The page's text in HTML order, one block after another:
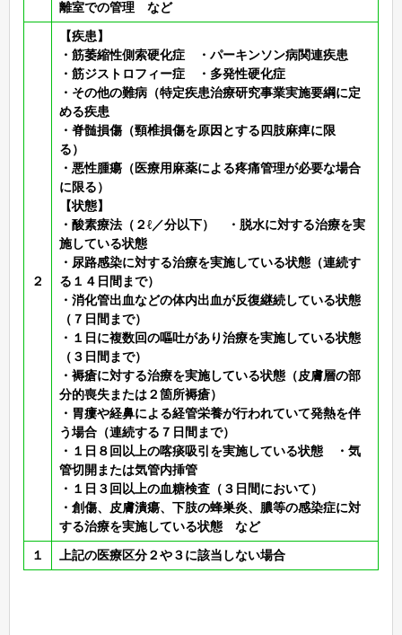
離室での管理 など
２
【疾患】
・筋萎縮性側索硬化症 ・パーキンソン病関連疾患
・筋ジストロフィー症 ・多発性硬化症
・その他の難病（特定疾患治療研究事業実施要綱に定
める疾患
・脊髄損傷（頸椎損傷を原因とする四肢麻痺に限
る）
・悪性腫瘍（医療用麻薬による疼痛管理が必要な場合
に限る）
【状態】
・酸素療法（２ℓ／分以下） ・脱水に対する治療を実
施している状態
・尿路感染に対する治療を実施している状態（連続す
る１４日間まで）
・消化管出血などの体内出血が反復継続している状態
（７日間まで）
・１日に複数回の嘔吐があり治療を実施している状態
（３日間まで）
・褥瘡に対する治療を実施している状態（皮膚層の部
分的喪失または２箇所褥瘡）
・胃瘻や経鼻による経管栄養が行われていて発熱を伴
う場合（連続する７日間まで）
・１日８回以上の喀痰吸引を実施している状態 ・気
管切開または気管内挿管
・１日３回以上の血糖検査（３日間において）
・創傷、皮膚潰瘍、下肢の蜂巣炎、膿等の感染症に対
する治療を実施している状態 など
１ 上記の医療区分２や３に該当しない場合